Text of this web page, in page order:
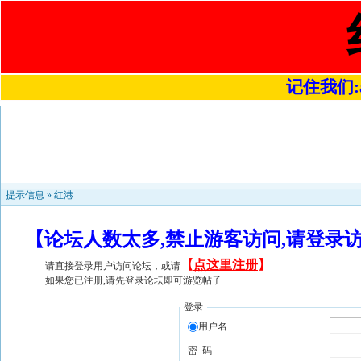
记住我们
提示信息 » 红港
【论坛人数太多,禁止游客访问,请登
请直接登录用户访问论坛，或请 【 点这里注册】
如果您已注册,请先登录论坛即可游览帖子
登录
用户名
密 码